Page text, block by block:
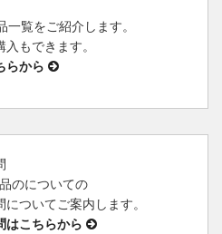
覧をご紹介します。
もできます。
らから
のについての
ついてご案内します。
はこちらから